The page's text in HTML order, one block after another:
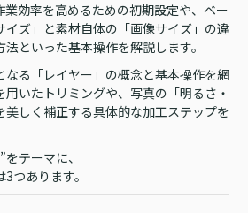
業効率を高めるための初期設定や、ベー
イズ」と素材自体の「画像サイズ」の違
といった基本操作を解説します。
なる「レイヤー」の概念と基本操作を網
いたトリミングや、写真の「明るさ・
美しく補正する具体的な加工ステップを
テーマに、
つあります。